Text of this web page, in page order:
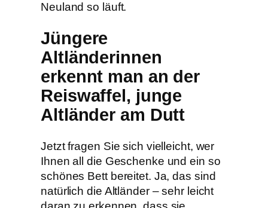
Neuland so läuft.
Jüngere
Altländerinnen
erkennt man an der
Reiswaffel, junge
Altländer am Dutt
Jetzt fragen Sie sich vielleicht, wer
Ihnen all die Geschenke und ein so
schönes Bett bereitet. Ja, das sind
natürlich die Altländer – sehr leicht